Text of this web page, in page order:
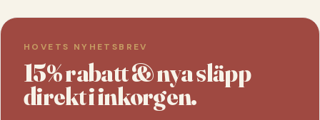
HOVETS NYHETSBREV
15% rabatt & nya släpp
direkt i inkorgen.